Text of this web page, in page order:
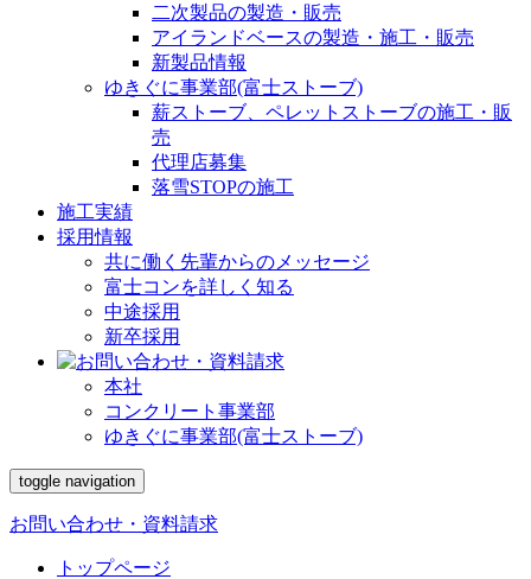
二次製品の製造・販売
アイランドベースの製造・施工・販売
新製品情報
ゆきぐに事業部(富士ストーブ)
薪ストーブ、ペレットストーブの施工・販
売
代理店募集
落雪STOPの施工
施工実績
採用情報
共に働く先輩からのメッセージ
富士コンを詳しく知る
中途採用
新卒採用
本社
コンクリート事業部
ゆきぐに事業部(富士ストーブ)
toggle navigation
お問い合わせ・資料請求
トップページ